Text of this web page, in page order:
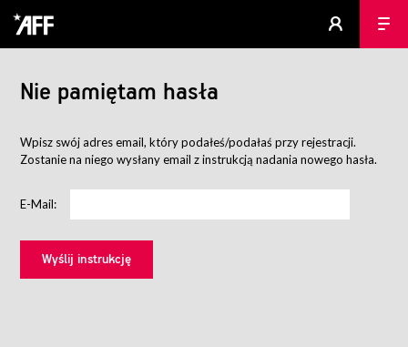
Nie pamiętam hasła
Wpisz swój adres email, który podałeś/podałaś przy rejestracji.
Zostanie na niego wysłany email z instrukcją nadania nowego hasła.
E-Mail: